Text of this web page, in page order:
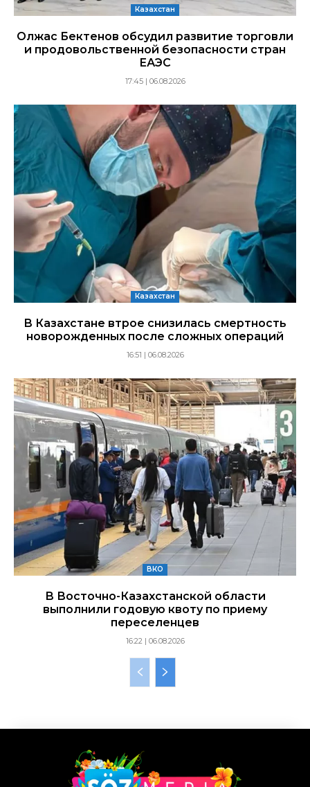
Казахстан
Олжас Бектенов обсудил развитие торговли
и продовольственной безопасности стран
ЕАЭС
17:45 | 06.08.2026
Казахстан
В Казахстане втрое снизилась смертность
новорожденных после сложных операций
16:51 | 06.08.2026
ВКО
В Восточно-Казахстанской области
выполнили годовую квоту по приему
переселенцев
16:22 | 06.08.2026